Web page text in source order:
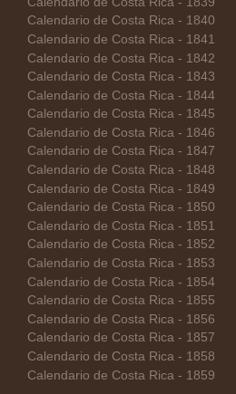
Calendario de Costa Rica - 1840
Calendario de Costa Rica - 1841
Calendario de Costa Rica - 1842
Calendario de Costa Rica - 1843
Calendario de Costa Rica - 1844
Calendario de Costa Rica - 1845
Calendario de Costa Rica - 1846
Calendario de Costa Rica - 1847
Calendario de Costa Rica - 1848
Calendario de Costa Rica - 1849
Calendario de Costa Rica - 1850
Calendario de Costa Rica - 1851
Calendario de Costa Rica - 1852
Calendario de Costa Rica - 1853
Calendario de Costa Rica - 1854
Calendario de Costa Rica - 1855
Calendario de Costa Rica - 1856
Calendario de Costa Rica - 1857
Calendario de Costa Rica - 1858
Calendario de Costa Rica - 1859